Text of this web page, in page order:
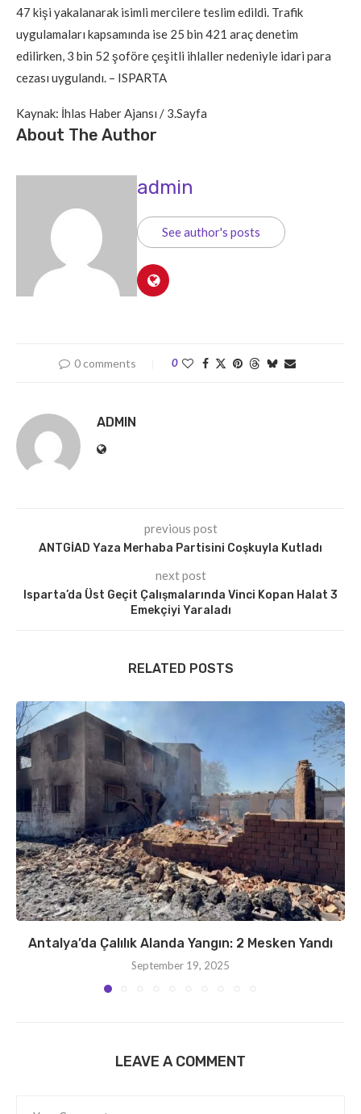
47 kişi yakalanarak isimli mercilere teslim edildi. Trafik
uygulamaları kapsamında ise 25 bin 421 araç denetim
edilirken, 3 bin 52 şoföre çeşitli ihlaller nedeniyle idari para
cezası uygulandı. – ISPARTA
Kaynak: İhlas Haber Ajansı / 3.Sayfa
About The Author
admin
See author's posts
0 comments 0
ADMIN
previous post
ANTGİAD Yaza Merhaba Partisini Coşkuyla Kutladı
next post
Isparta’da Üst Geçit Çalışmalarında Vinci Kopan Halat 3
Emekçiyi Yaraladı
RELATED POSTS
Antalya’da Çalılık Alanda Yangın: 2 Mesken Yandı
September 19, 2025
LEAVE A COMMENT